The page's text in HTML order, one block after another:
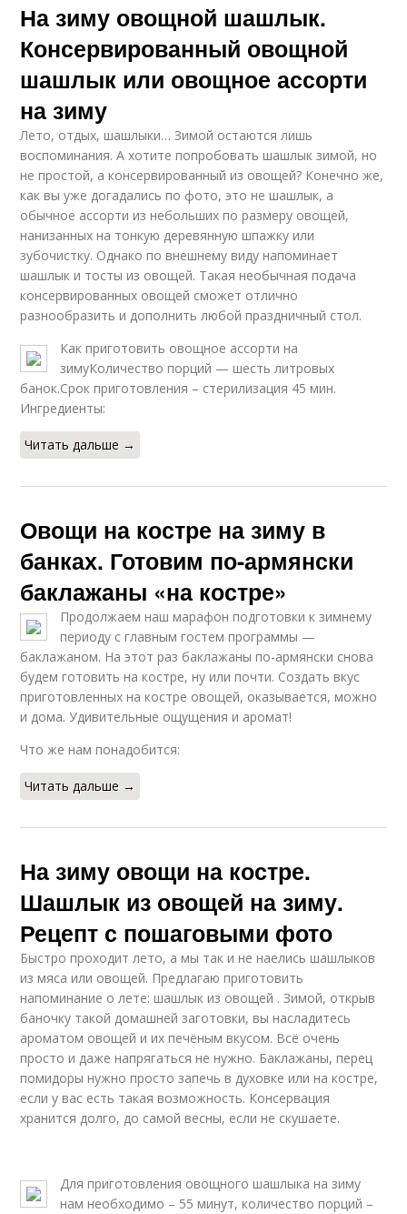
На зиму овощной шашлык.
Консервированный овощной
шашлык или овощное ассорти
на зиму
Лето, отдых, шашлыки… Зимой остаются лишь
воспоминания. А хотите попробовать шашлык зимой, но
не простой, а консервированный из овощей? Конечно же,
как вы уже догадались по фото, это не шашлык, а
обычное ассорти из небольших по размеру овощей,
нанизанных на тонкую деревянную шпажку или
зубочистку. Однако по внешнему виду напоминает
шашлык и тосты из овощей. Такая необычная подача
консервированных овощей сможет отлично
разнообразить и дополнить любой праздничный стол.
Как приготовить овощное ассорти на
зимуКоличество порций — шесть литровых
банок.Срок приготовления – стерилизация 45 мин.
Ингредиенты:
Читать дальше →
Овощи на костре на зиму в
банках. Готовим по-армянски
баклажаны «на костре»
Продолжаем наш марафон подготовки к зимнему
периоду с главным гостем программы —
баклажаном. На этот раз баклажаны по-армянски снова
будем готовить на костре, ну или почти. Создать вкус
приготовленных на костре овощей, оказывается, можно
и дома. Удивительные ощущения и аромат!
Что же нам понадобится:
Читать дальше →
На зиму овощи на костре.
Шашлык из овощей на зиму.
Рецепт с пошаговыми фото
Быстро проходит лето, а мы так и не наелись шашлыков
из мяса или овощей. Предлагаю приготовить
напоминание о лете: шашлык из овощей . Зимой, открыв
баночку такой домашней заготовки, вы насладитесь
ароматом овощей и их печёным вкусом. Всё очень
просто и даже напрягаться не нужно. Баклажаны, перец
помидоры нужно просто запечь в духовке или на костре,
если у вас есть такая возможность. Консервация
хранится долго, до самой весны, если не скушаете.
Для приготовления овощного шашлыка на зиму
нам необходимо – 55 минут, количество порций –